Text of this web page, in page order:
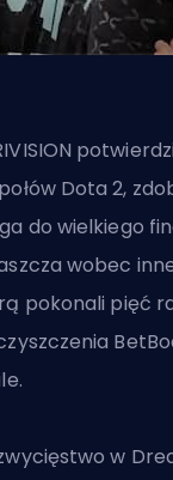
Dota 2,
do wielkiego
wobec
pokonali pięć
w